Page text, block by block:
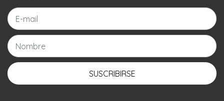
SUSCRIBIRSE